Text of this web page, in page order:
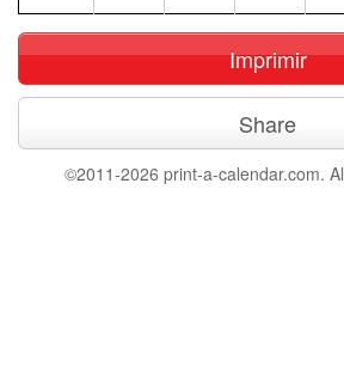
Imprimir
Share
©2011-2026 print-a-calendar.com.